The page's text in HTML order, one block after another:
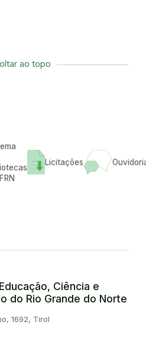
ao topo
Licitações
Ciência e
do Rio Grande do Norte
1692, Tirol